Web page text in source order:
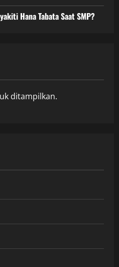
Hana Tabata Saat SMP?
ditampilkan.